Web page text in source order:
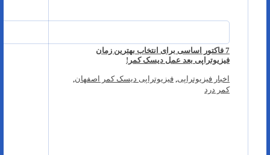
7 فاکتور اساسی برای انتخاب بهترین زمان
فیزیوتراپی بعد عمل دیسک کمر!
اخبار فیزیوتراپی, فیزیوتراپی دیسک کمر اصفهان,
کمر درد